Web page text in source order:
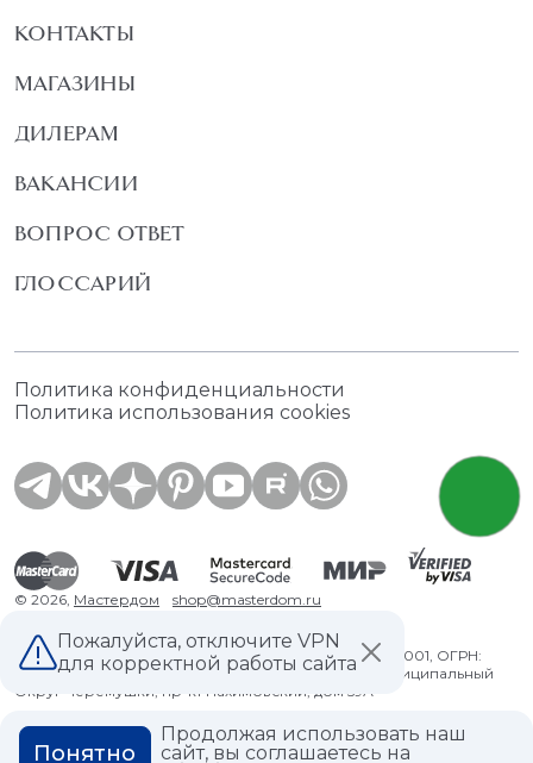
КОНТАКТЫ
МАГАЗИНЫ
ДИЛЕРАМ
ВАКАНСИИ
ВОПРОС ОТВЕТ
ГЛОССАРИЙ
Политика конфиденциальности
Политика использования cookies
© 2026, Мастердом shop@masterdom.ru
ООО "АРТДЕКОРИУМ", ИНН: 9728136130, КПП: 772801001, ОГРН:
1247700460260, 117335, Город Москва, вн.тер. г. Муниципальный
Округ Черемушки, пр-кт Нахимовский, дом 59А
Пожалуйста, отключите VPN
для корректной работы сайта
Продолжая использовать наш
сайт, вы соглашаетесь на
Понятно